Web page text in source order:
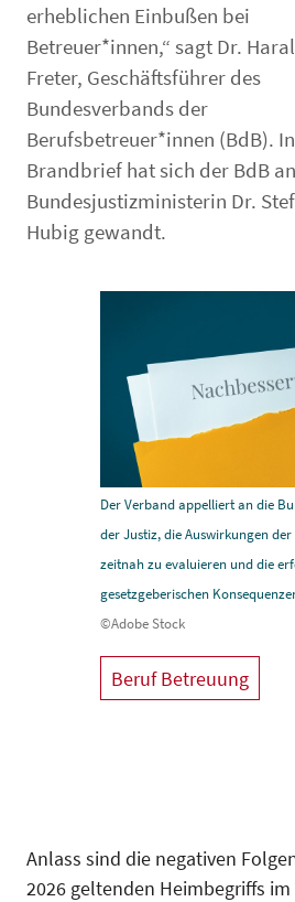
erheblichen Einbußen bei
Betreuer*innen,“ sagt Dr.
Freter, Geschäftsführer des
Bundesverbands der
Berufsbetreuer*innen (BdB).
Brandbrief hat sich der BdB an
Bundesjustizministerin Dr.
Hubig gewandt.
Der Verband appelliert an die
der Justiz, die Auswirkungen
zeitnah zu evaluieren und die
gesetzgeberischen
©Adobe Stock
Beruf Betreuung
Anlass sind die negativen
2026 geltenden Heimbegriffs